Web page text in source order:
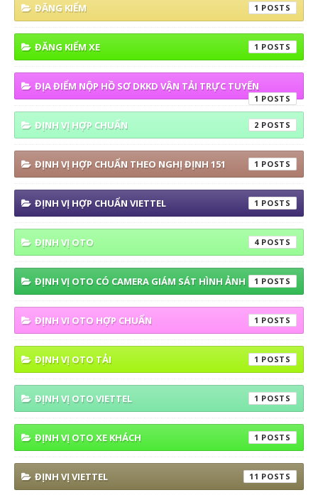
ĐĂNG KIỂM 1
ĐĂNG KIỂM XE 1
ĐỊA ĐIỂM NỘP HỒ SƠ DKKD VẬN TẢI TRỰC TUYẾN
1
ĐỊNH VỊ HỢP CHUẨN 2
ĐỊNH VỊ HỢP CHUẨN THEO NGHỊ ĐỊNH 151 1
ĐỊNH VỊ HỢP CHUẨN VIETTEL 1
ĐỊNH VỊ OTO 4
ĐỊNH VỊ OTO CÓ CAMERA GIÁM SÁT HÌNH ẢNH 1
ĐỊNH VI OTO HỢP CHUẨN 1
ĐỊNH VỊ OTO TẢI 1
ĐỊNH VỊ OTO VIETTEL 1
ĐỊNH VỊ OTO XE KHÁCH 1
ĐỊNH VỊ VIETTEL 11